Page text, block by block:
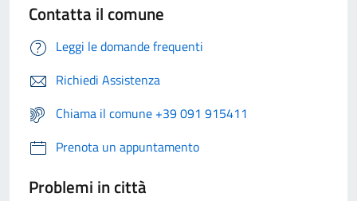
Contatta il comune
Leggi le domande frequenti
Richiedi Assistenza
Chiama il comune +39 091 915411
Prenota un appuntamento
Problemi in città